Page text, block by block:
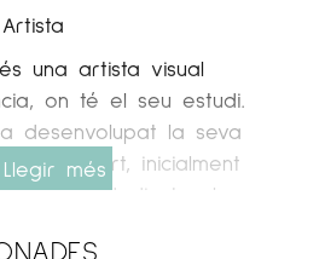
és una artista visual
on té el seu estudi.
desenvolupat la seva
de l’art, inicialment
familiar dedicat a la
Llegir més